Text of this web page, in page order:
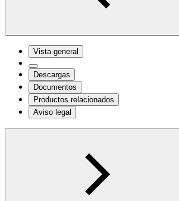
Vista general
Descargas
Documentos
Productos relacionados
Aviso legal